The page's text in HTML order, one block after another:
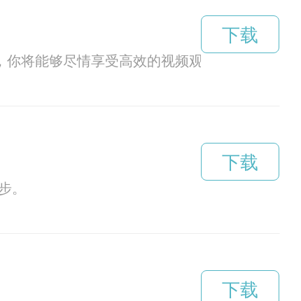
将能够尽情享受高效的视频观看体验，让你
下载
。
下载
下载